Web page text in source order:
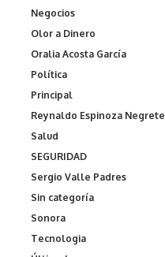
Negocios
Olor a Dinero
Oralia Acosta García
Política
Principal
Reynaldo Espinoza Negrete
Salud
SEGURIDAD
Sergio Valle Padres
Sin categoría
Sonora
Tecnologia